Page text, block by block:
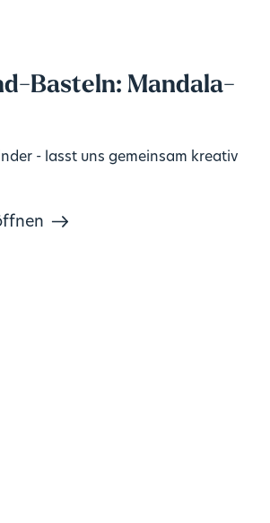
Basteln: Mandala-
- lasst uns gemeinsam kreativ